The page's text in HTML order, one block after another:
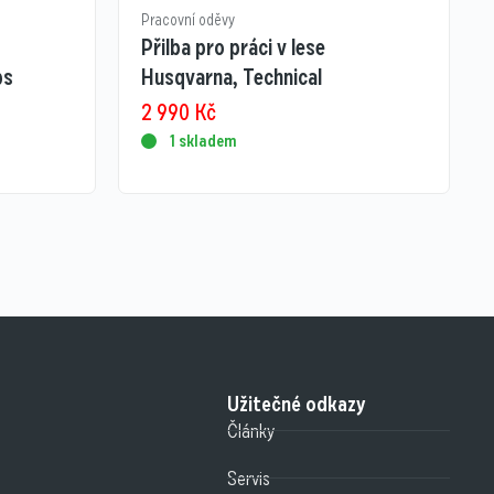
Pracovní oděvy
Přilba pro práci v lese
Husqvarna, Technical
2 990 Kč
1 skladem
Užitečné odkazy
Články
Servis